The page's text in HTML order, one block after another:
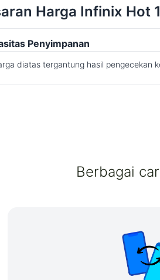
Harga Infinix Hot
Penyimpanan
diatas tergantung hasil pengecekan
Berbagai